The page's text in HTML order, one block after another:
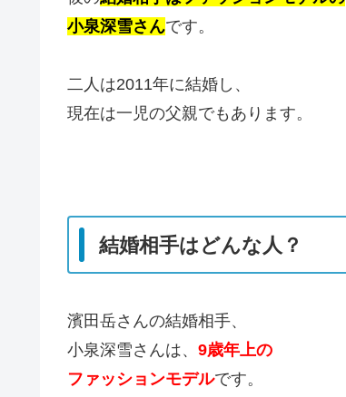
小泉深雪さんです。
二人は2011年に結婚し、
現在は一児の父親でもあります。
結婚相手はどんな人？
濱田岳さんの結婚相手、
小泉深雪さんは、 9歳年上の
ファッションモデルです。